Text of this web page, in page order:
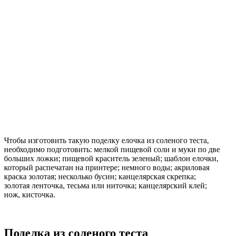
Чтобы изготовить такую поделку елочка из соленого теста,
необходимо подготовить: мелкой пищевой соли и муки по две
больших ложки; пищевой краситель зеленый; шаблон елочки,
который распечатан на принтере; немного воды; акриловая
краска золотая; несколько бусин; канцелярская скрепка;
золотая ленточка, тесьма или ниточка; канцелярский клей;
нож, кисточка.
Поделка из соленого теста